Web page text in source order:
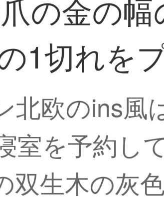
の金の
1切れを
北欧のins風
室を予約し
双生木の灰